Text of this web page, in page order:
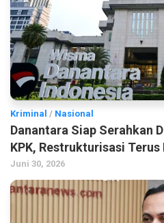
Kriminal / Nasional
Danantara Siap Serahkan
KPK, Restrukturisasi Terus
Juni 30, 2026